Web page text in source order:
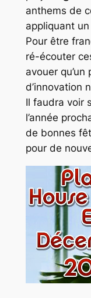
anthems de
appliquant
Pour être
ré-écouter
avouer
d’innovation
Il faudra voir
l’année
de bonnes
pour de